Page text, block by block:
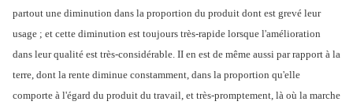
partout une diminution dans la proportion du produit dont est grevé leur
usage ; et cette diminution est toujours très-rapide lorsque l'amélioration
dans leur qualité est très-considérable. II en est de même aussi par rapport à la
terre, dont la rente diminue constamment, dans la proportion qu'elle
comporte à l'égard du produit du travail, et très-promptement, là où la marche